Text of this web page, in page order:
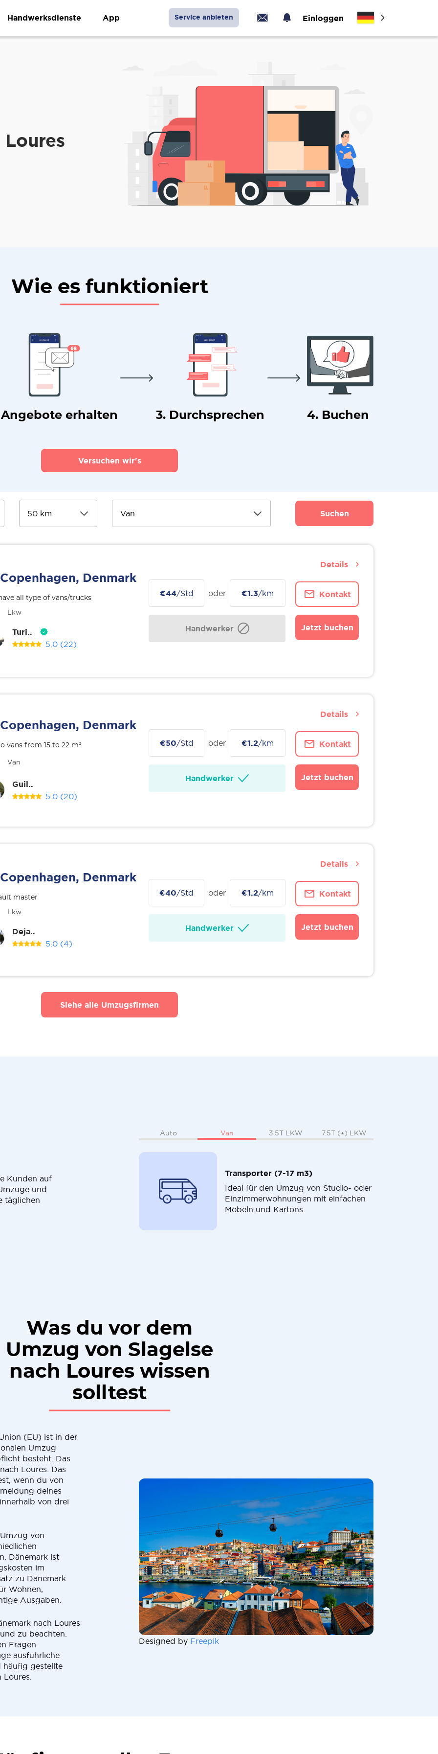
Handwerksdienste App Service anbieten Einloggen
Loures
Wie es funktioniert
Angebote erhalten 3. Durchsprechen 4. Buchen
Versuchen wir's
Suchen
Copenhagen, Denmark
all type of vans/trucks
Lkw
Turi..
5.0 (22)
€44/Std oder €1.3/km
Handwerker
Kontakt
Jetzt buchen
Details
Copenhagen, Denmark
vans from 15 to 22 m³
Van
Guil..
5.0 (20)
€50/Std oder €1.2/km
Handwerker
Kontakt
Jetzt buchen
Details
Copenhagen, Denmark
master
Lkw
Deja..
5.0 (4)
€40/Std oder €1.2/km
Handwerker
Kontakt
Jetzt buchen
Details
Siehe alle Umzugsfirmen
Kunden auf
und
täglichen
Auto Van 3.5T LKW 7.5T (+) LKW
Transporter (7-17 m3)
Ideal für den Umzug von Studio- oder
Einzimmerwohnungen mit einfachen
Möbeln und Kartons.
Was du vor dem
Umzug von Slagelse
nach Loures wissen
solltest
(EU) ist in der
Umzug
besteht. Das
Loures. Das
wenn du von
deines
von drei
von
Dänemark ist
im
zu Dänemark
Wohnen,
Ausgaben.
nach Loures
zu beachten.
Fragen
ausführliche
häufig gestellte
Designed by Freepik